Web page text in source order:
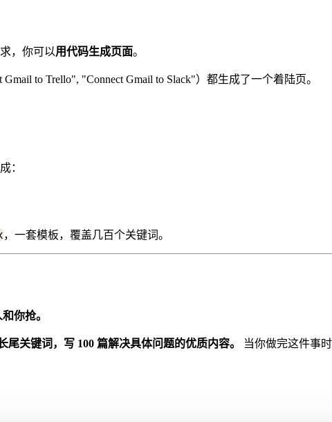
，你可以用代码生成页面。
to Trello", "Connect Gmail to Slack"）都生成了一个着陆页。
：
，一套模板，覆盖几百个关键词。
你抢。
尾关键词，写 100 篇解决具体问题的优质内容。
当你做完这件事